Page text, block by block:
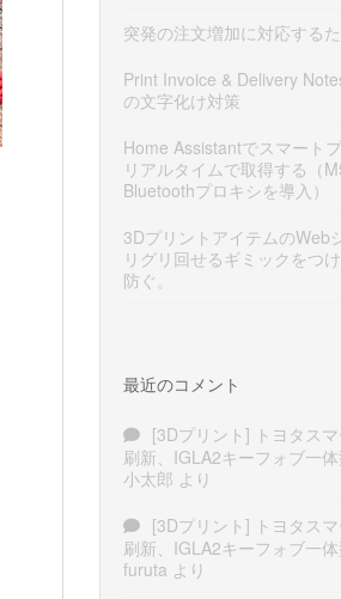
突発の注文増加に対応する
Print Invoice & Delivery
の文字化け対策
Home Assistantでスマート
リアルタイムで取得する（
Bluetoothプロキシを導入）
3DプリントアイテムのWeb
リグリ回せるギミックをつ
防ぐ。
最近のコメント
[3Dプリント] トヨタス
刷新、IGLA2キーフォブ一体
小太郎 より
[3Dプリント] トヨタス
刷新、IGLA2キーフォブ一体
furuta より